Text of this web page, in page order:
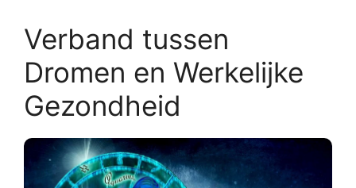
Verband tussen
Dromen en Werkelijke
Gezondheid